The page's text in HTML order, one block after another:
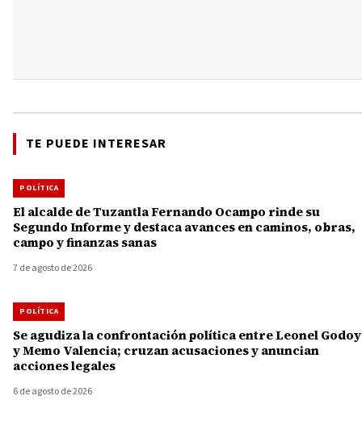
TE PUEDE INTERESAR
POLÍTICA
El alcalde de Tuzantla Fernando Ocampo rinde su
Segundo Informe y destaca avances en caminos, obras,
campo y finanzas sanas
7 de agosto de 2026
POLÍTICA
Se agudiza la confrontación política entre Leonel Godoy
y Memo Valencia; cruzan acusaciones y anuncian
acciones legales
6 de agosto de 2026